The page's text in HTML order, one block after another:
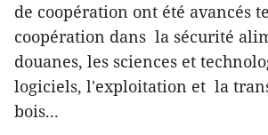
de coopération ont été avancés
coopération dans la sécurité
douanes, les sciences et
logiciels, l'exploitation et la
bois...